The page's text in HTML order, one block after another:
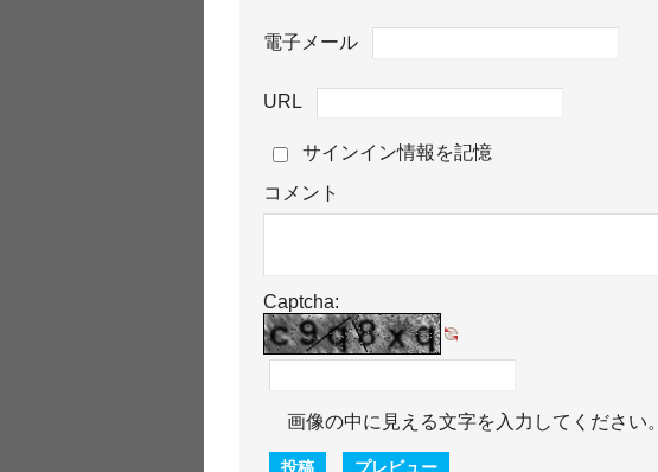
電子メール
URL
サインイン情報を記憶
コメント
Captcha:
画像の中に見える文字を入力してください。